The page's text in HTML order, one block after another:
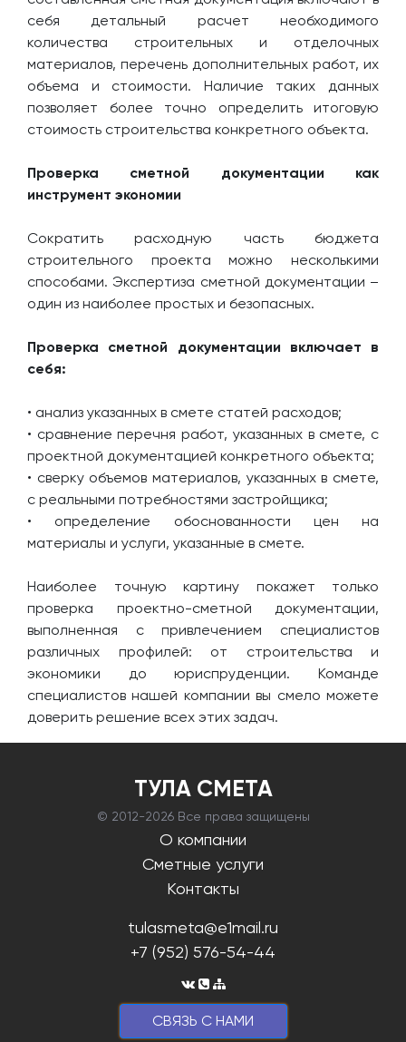
себя детальный расчет необходимого
количества строительных и отделочных
материалов, перечень дополнительных работ, их
объема и стоимости. Наличие таких данных
позволяет более точно определить итоговую
стоимость строительства конкретного объекта.
Проверка сметной документации как
инструмент экономии
Сократить расходную часть бюджета
строительного проекта можно несколькими
способами. Экспертиза сметной документации –
один из наиболее простых и безопасных.
Проверка сметной документации включает в
себя:
• анализ указанных в смете статей расходов;
• сравнение перечня работ, указанных в смете, с
проектной документацией конкретного объекта;
• сверку объемов материалов, указанных в смете,
с реальными потребностями застройщика;
• определение обоснованности цен на
материалы и услуги, указанные в смете.
Наиболее точную картину покажет только
проверка проектно-сметной документации,
выполненная с привлечением специалистов
различных профилей: от строительства и
экономики до юриспруденции. Команде
специалистов нашей компании вы смело можете
доверить решение всех этих задач.
ТУЛА СМЕТА
© 2012-2026 Все права защищены
О компании
Сметные услуги
Контакты
tulasmeta@e1mail.ru
+7 (952) 576-54-44
CВЯЗЬ С НАМИ